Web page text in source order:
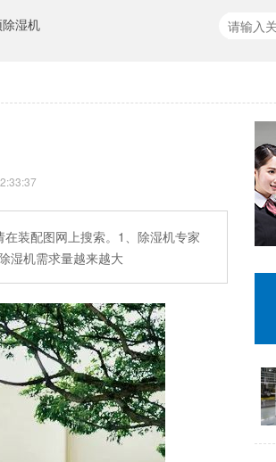
湿机
装配图网上搜索。1、除湿机专家
湿机需求量越来越大